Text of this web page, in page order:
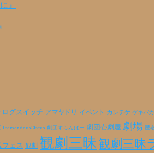
』
ログスイッチ アマヤドリ イベント カンチケ ゲキバカ
TremendousCircus 劇団すらんばー 劇団壱劇屋 劇場 匿
フェス 観劇 観劇三昧観劇三昧